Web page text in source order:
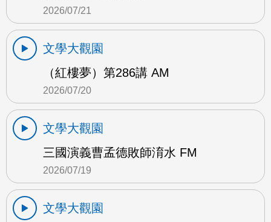
2026/07/21
文學大觀園
（紅樓夢）第286講 AM
2026/07/20
文學大觀園
三國演義曹孟德敗師淯水 FM
2026/07/19
文學大觀園